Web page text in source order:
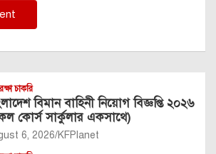
চাকরি
বিমান বাহিনী নিয়োগ বিজ্ঞপ্তি ২০২৬
কোর্স সার্কুলার একসাথে)
6, 2026 KFPlanet